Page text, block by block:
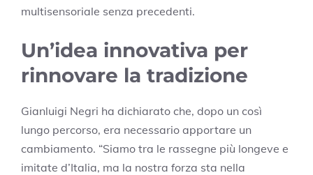
multisensoriale senza precedenti.
Un’idea innovativa per
rinnovare la tradizione
Gianluigi Negri ha dichiarato che, dopo un così
lungo percorso, era necessario apportare un
cambiamento. “Siamo tra le rassegne più longeve e
imitate d’Italia, ma la nostra forza sta nella